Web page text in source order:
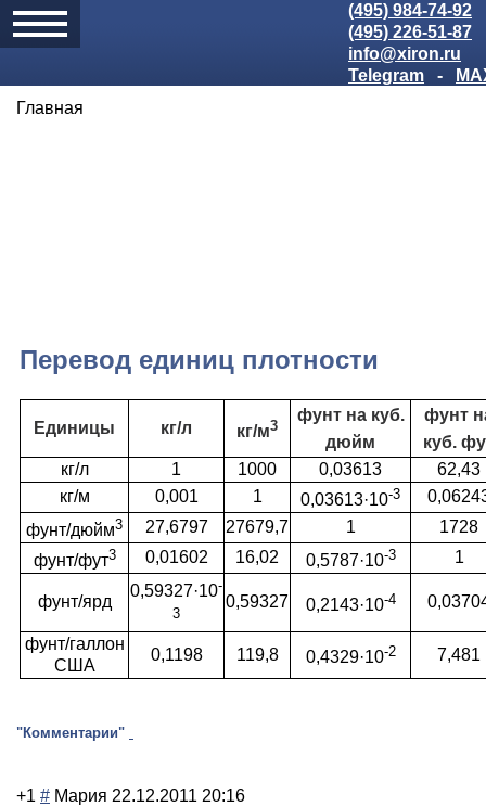
(495) 984-74-92
(495) 226-51-87
info@xiron.ru
Telegram
-
Главная
Перевод единиц плотности
Единицы кг/л кг/м3
фунт на куб.
дюйм
фунт
куб.
кг/л
1 1000 0,03613
62,43
кг/м
0,001 1 0,03613·10-3
фунт/дюйм3 27,6797 27679,7 1
1728
фунт/фут3 0,01602 16,02 0,5787·10-3 1
фунт/ярд
0,59327·10-
3
0,59327 0,2143·10-4
фунт/галлон
США
0,1198 119,8 0,4329·10-2 7,481
"Комментарии"
+1 # Мария 22.12.2011 20:16